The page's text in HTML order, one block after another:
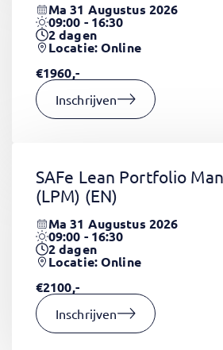
Ma 31 Augustus 2026
09:00 - 16:30
2dagen
Locatie: Online
€1960,-
Inschrijven
SAFe Lean Portfolio
(LPM) (EN)
Ma 31 Augustus 2026
09:00 - 16:30
2dagen
Locatie: Online
€2100,-
Inschrijven